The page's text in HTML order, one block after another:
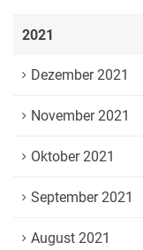
2021
Dezember 2021
November 2021
Oktober 2021
September 2021
August 2021